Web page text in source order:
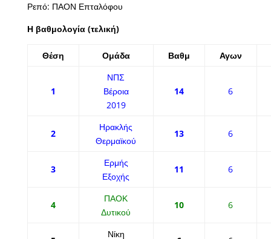
Ρεπό: ΠΑΟΝ Επταλόφου
Η βαθμολογία (τελική)
Θέση Ομάδα Βαθμ Αγων
1
ΝΠΣ
Βέροια
2019
14 6
2
Ηρακλής
Θερμαϊκού
13 6
3
Ερμής
Εξοχής
11 6
4
ΠΑΟΚ
Δυτικού
10 6
Νίκη